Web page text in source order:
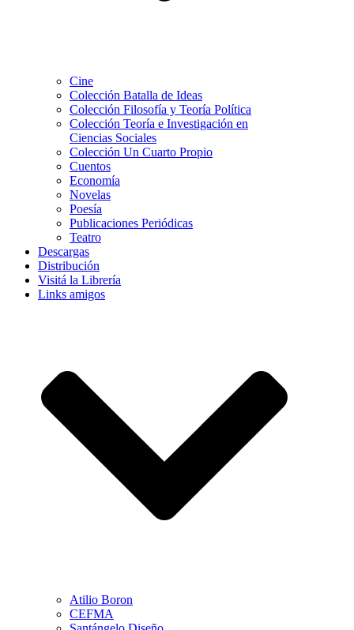
Cine
Colección Batalla de Ideas
Colección Filosofía y Teoría Política
Colección Teoría e Investigación en
Ciencias Sociales
Colección Un Cuarto Propio
Cuentos
Economía
Novelas
Poesía
Publicaciones Periódicas
Teatro
Descargas
Distribución
Visitá la Librería
Links amigos
Atilio Boron
CEFMA